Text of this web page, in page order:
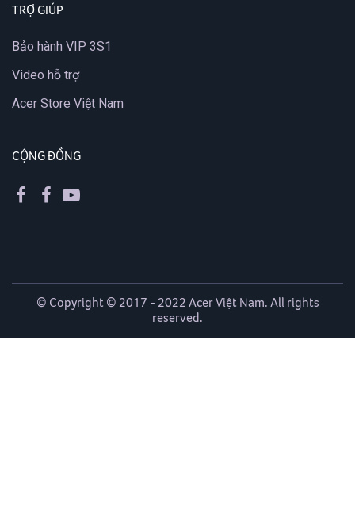
TRỢ GIÚP
Bảo hành VIP 3S1
Video hỗ trợ
Acer Store Việt Nam
CỘNG ĐỒNG
© Copyright © 2017 - 2022 Acer Việt Nam. All rights
reserved.